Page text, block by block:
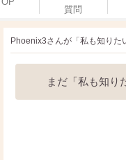
質問
Phoenix3さんが「私も知りた
まだ「私も知り